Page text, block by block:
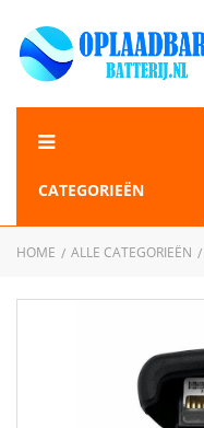
CATEGORIEËN
HOME ALLE CATEGORIEËN